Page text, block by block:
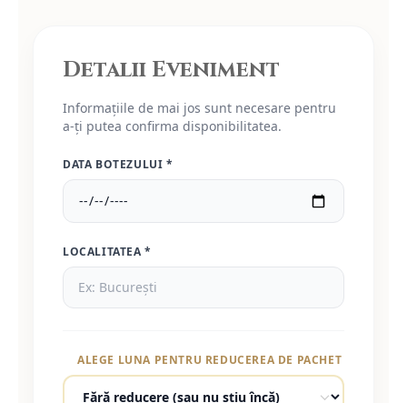
Detalii Eveniment
Informațiile de mai jos sunt necesare pentru
a-ți putea confirma disponibilitatea.
DATA BOTEZULUI *
LOCALITATEA *
ALEGE LUNA PENTRU REDUCEREA DE PACHET